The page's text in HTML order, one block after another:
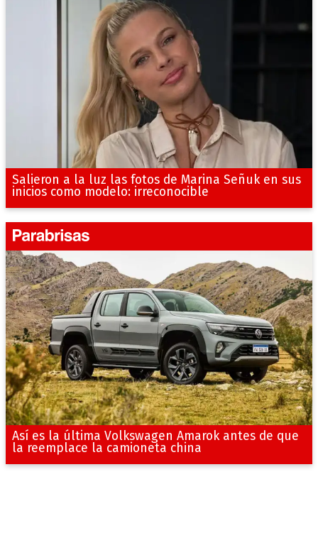
Salieron a la luz las fotos de Marina Señuk en sus
inicios como modelo: irreconocible
Así es la última Volkswagen Amarok antes de que
la reemplace la camioneta china